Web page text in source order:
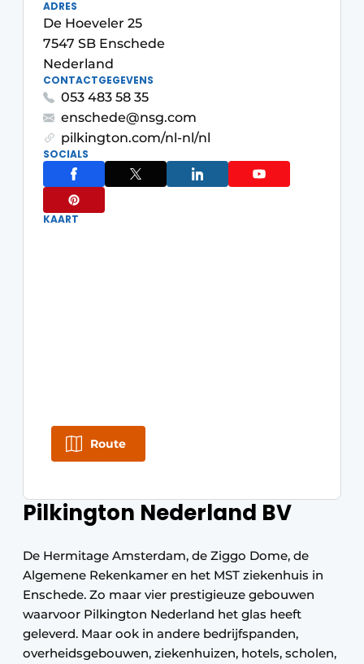
Pilkington Nederland BV
De Hermitage Amsterdam, de Ziggo Dome, de
Algemene Rekenkamer en het MST ziekenhuis in
Enschede. Zo maar vier prestigieuze gebouwen
waarvoor Pilkington Nederland het glas heeft
geleverd. Maar ook in andere bedrijfspanden,
overheidsgebouwen, ziekenhuizen, hotels, scholen,
ADRES
De Hoeveler 25
7547 SB Enschede
Nederland
CONTACTGEGEVENS
053 483 58 35
enschede@nsg.com
pilkington.com/nl-nl/nl
SOCIALS
KAART
Route